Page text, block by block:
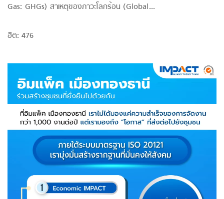
Gas: GHGs) สาเหตุของภาวะโลกร้อน (Global...
ฮิต: 476